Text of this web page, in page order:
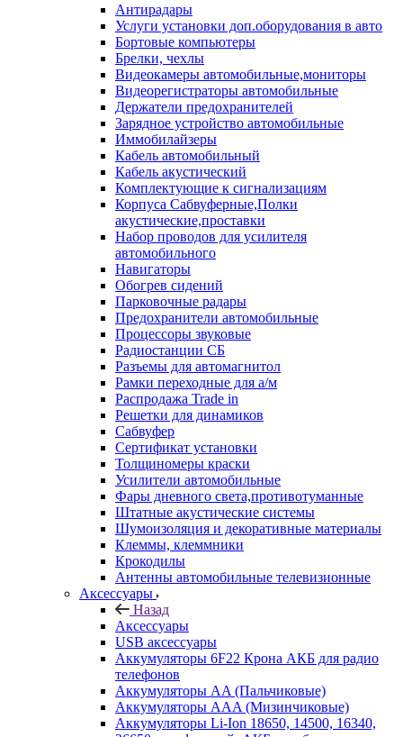
Антирадары
Услуги установки доп.оборудования в авто
Бортовые компьютеры
Брелки, чехлы
Видеокамеры автомобильные,мониторы
Видеорегистраторы автомобильные
Держатели предохранителей
Зарядное устройство автомобильные
Иммобилайзеры
Кабель автомобильный
Кабель акустический
Комплектующие к сигнализациям
Корпуса Сабвуферные,Полки
акустические,проставки
Набор проводов для усилителя
автомобильного
Навигаторы
Обогрев сидений
Парковочные радары
Предохранители автомобильные
Процессоры звуковые
Радиостанции СБ
Разъемы для автомагнитол
Рамки переходные для а/м
Распродажа Trade in
Решетки для динамиков
Сабвуфер
Сертификат установки
Толщиномеры краски
Усилители автомобильные
Фары дневного света,противотуманные
Штатные акустические системы
Шумоизоляция и декоративные материалы
Клеммы, клеммники
Крокодилы
Антенны автомобильные телевизионные
Аксессуары
Назад
Аксессуары
USB аксессуары
Аккумуляторы 6F22 Крона АКБ для радио
телефонов
Аккумуляторы AA (Пальчиковые)
Аккумуляторы AAA (Мизинчиковые)
Аккумуляторы Li-Ion 18650, 14500, 16340,